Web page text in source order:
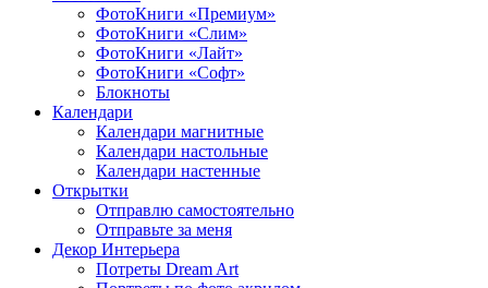
ФотоКниги «Премиум»
ФотоКниги «Слим»
ФотоКниги «Лайт»
ФотоКниги «Софт»
Блокноты
Календари
Календари магнитные
Календари настольные
Календари настенные
Открытки
Отправлю самостоятельно
Отправьте за меня
Декор Интерьера
Потреты Dream Art